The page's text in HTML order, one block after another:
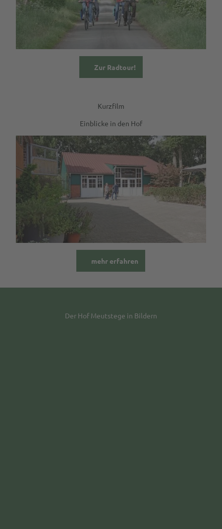
Zur Radtour!
Kurzfilm
Einblicke in den Hof
mehr erfahren
Der Hof Meutstege in Bildern